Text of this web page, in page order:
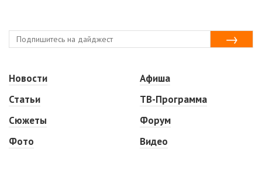
Новости
Статьи
Сюжеты
Фото
Афиша
ТВ-Программа
Форум
Видео